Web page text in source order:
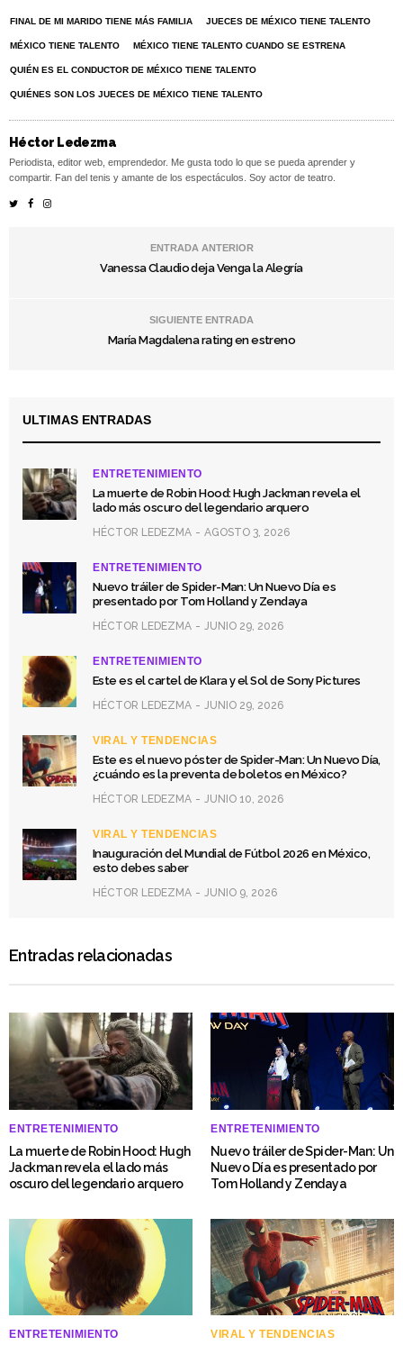
FINAL DE MI MARIDO TIENE MÁS FAMILIA JUECES DE MÉXICO TIENE TALENTO
MÉXICO TIENE TALENTO MÉXICO TIENE TALENTO CUANDO SE ESTRENA
QUIÉN ES EL CONDUCTOR DE MÉXICO TIENE TALENTO
QUIÉNES SON LOS JUECES DE MÉXICO TIENE TALENTO
Héctor Ledezma
Periodista, editor web, emprendedor. Me gusta todo lo que se pueda aprender y
compartir. Fan del tenis y amante de los espectáculos. Soy actor de teatro.
ENTRADA ANTERIOR
Vanessa Claudio deja Venga la Alegría
SIGUIENTE ENTRADA
María Magdalena rating en estreno
ULTIMAS ENTRADAS
ENTRETENIMIENTO
La muerte de Robin Hood: Hugh Jackman revela el
lado más oscuro del legendario arquero
HÉCTOR LEDEZMA AGOSTO 3, 2026
ENTRETENIMIENTO
Nuevo tráiler de Spider-Man: Un Nuevo Día es
presentado por Tom Holland y Zendaya
HÉCTOR LEDEZMA JUNIO 29, 2026
ENTRETENIMIENTO
Este es el cartel de Klara y el Sol de Sony Pictures
HÉCTOR LEDEZMA JUNIO 29, 2026
VIRAL Y TENDENCIAS
Este es el nuevo póster de Spider-Man: Un Nuevo Día,
¿cuándo es la preventa de boletos en México?
HÉCTOR LEDEZMA JUNIO 10, 2026
VIRAL Y TENDENCIAS
Inauguración del Mundial de Fútbol 2026 en México,
esto debes saber
HÉCTOR LEDEZMA JUNIO 9, 2026
Entradas relacionadas
ENTRETENIMIENTO
La muerte de Robin Hood: Hugh
Jackman revela el lado más
oscuro del legendario arquero
ENTRETENIMIENTO
Nuevo tráiler de Spider-Man: Un
Nuevo Día es presentado por
Tom Holland y Zendaya
ENTRETENIMIENTO VIRAL Y TENDENCIAS